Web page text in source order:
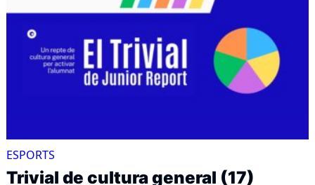
ESPORTS
Trivial de cultura general (17)